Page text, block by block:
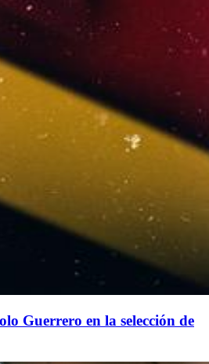
Guerrero en la selección de